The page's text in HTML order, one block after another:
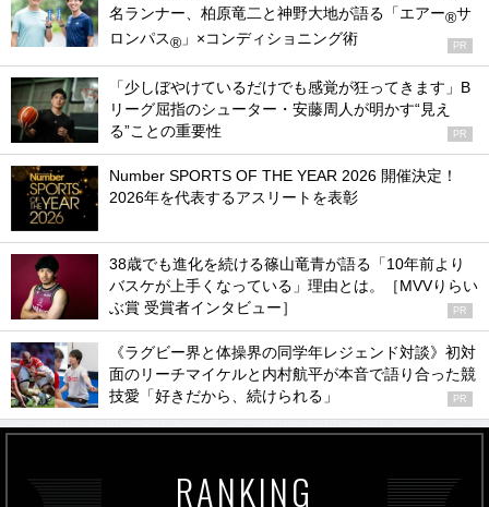
名ランナー、柏原竜二と神野大地が語る「エアー®サ
ロンパス® 」×コンディショニング術 PR
「少しぼやけているだけでも感覚が狂ってきます」B
リーグ屈指のシューター・安藤周人が明かす“見え
る”ことの重要性
PR
Number SPORTS OF THE YEAR 2026 開催決定！
2026年を代表するアスリートを表彰
38歳でも進化を続ける篠山竜青が語る「10年前より
バスケが上手くなっている」理由とは。［MVVりらい
ぶ賞 受賞者インタビュー］
PR
《ラグビー界と体操界の同学年レジェンド対談》初対
面のリーチマイケルと内村航平が本音で語り合った競
技愛「好きだから、続けられる」
PR
RANKING